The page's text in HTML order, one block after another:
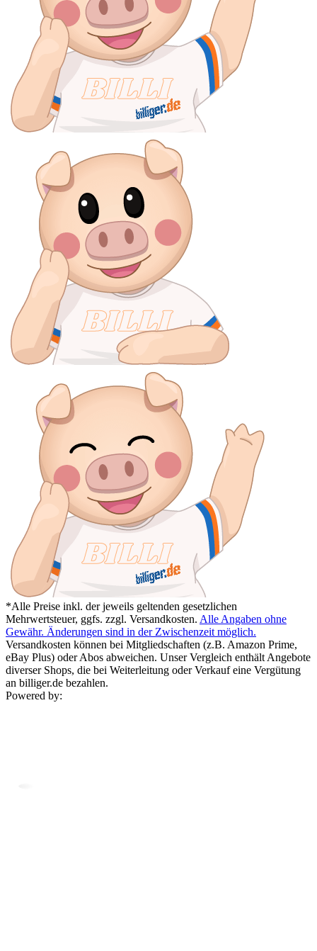
*Alle Preise inkl. der jeweils geltenden gesetzlichen
Mehrwertsteuer, ggfs. zzgl. Versandkosten. Alle Angaben ohne
Gewähr. Änderungen sind in der Zwischenzeit möglich.
Versandkosten können bei Mitgliedschaften (z.B. Amazon Prime,
eBay Plus) oder Abos abweichen. Unser Vergleich enthält Angebote
diverser Shops, die bei Weiterleitung oder Verkauf eine Vergütung
an billiger.de bezahlen.
Powered by: